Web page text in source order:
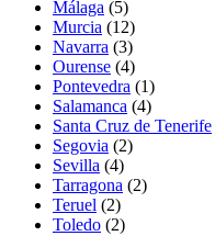
Málaga (5)
Murcia (12)
Navarra (3)
Ourense (4)
Pontevedra (1)
Salamanca (4)
Santa Cruz de Tenerife
Segovia (2)
Sevilla (4)
Tarragona (2)
Teruel (2)
Toledo (2)